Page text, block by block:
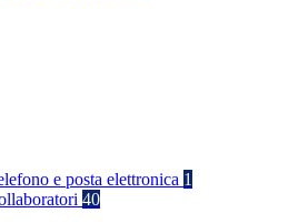
e posta elettronica 1
40